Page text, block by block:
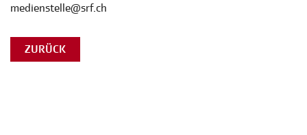
medienstelle@srf.ch
ZURÜCK